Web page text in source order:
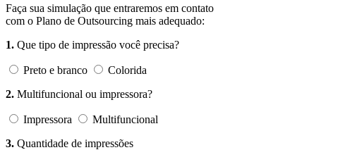
Faça sua simulação que entraremos em contato
com o Plano de Outsourcing mais adequado:
1. Que tipo de impressão você precisa?
Preto e branco
Colorida
2. Multifuncional ou impressora?
Impressora
Multifuncional
3. Quantidade de impressões